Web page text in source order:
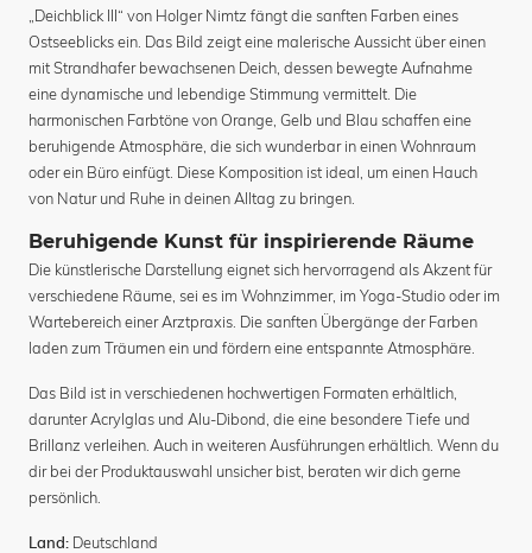
„Deichblick III“ von Holger Nimtz fängt die sanften Farben eines
Ostseeblicks ein. Das Bild zeigt eine malerische Aussicht über einen
mit Strandhafer bewachsenen Deich, dessen bewegte Aufnahme
eine dynamische und lebendige Stimmung vermittelt. Die
harmonischen Farbtöne von Orange, Gelb und Blau schaffen eine
beruhigende Atmosphäre, die sich wunderbar in einen Wohnraum
oder ein Büro einfügt. Diese Komposition ist ideal, um einen Hauch
von Natur und Ruhe in deinen Alltag zu bringen.
Beruhigende Kunst für inspirierende Räume
Die künstlerische Darstellung eignet sich hervorragend als Akzent für
verschiedene Räume, sei es im Wohnzimmer, im Yoga-Studio oder im
Wartebereich einer Arztpraxis. Die sanften Übergänge der Farben
laden zum Träumen ein und fördern eine entspannte Atmosphäre.
Das Bild ist in verschiedenen hochwertigen Formaten erhältlich,
darunter Acrylglas und Alu-Dibond, die eine besondere Tiefe und
Brillanz verleihen. Auch in weiteren Ausführungen erhältlich. Wenn du
dir bei der Produktauswahl unsicher bist, beraten wir dich gerne
persönlich.
Land: Deutschland